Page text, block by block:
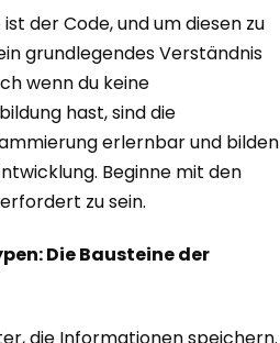
der Code, und um diesen zu
grundlegendes Verständnis
wenn du keine
hast, sind die
erlernbar und bilden
Beginne mit den
zu sein.
Die Bausteine der
die Informationen speichern.